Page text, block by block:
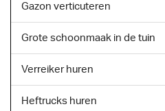
Gazon verticuteren
Grote schoonmaak in de tuin
Verreiker huren
Heftrucks huren